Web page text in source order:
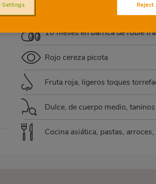
10 meses en barrica de roble
Rojo cereza picota
Fruta roja, ligeros toques
Dulce, de cuerpo medio,
Cocina asiática, pastas,
Reject
Settings